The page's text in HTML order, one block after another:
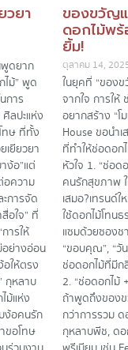
วยา
พูดยาก
ไม้” พูด
การ
ลปะแห่ง
ทษ ที่ทั้ง
เยียวยา
ง้อ”แต่
อความ
การจัด
อใจ” ที่
ารให้
อย่างอ่อน
อให้ตรง
กุหลาบ
ม้แห่ง
ง้อคนรัก
ขอโทษ
ของขวัญแ
ดอกไม้พ
ยิ้ม!
ตุลาคม 14,
ในยุคที่ “ของ
จากใจ การใ
อยากสร้าง “โ
House ขอนำ
ที่ทำให้ช่อดอก
หัวใจ 1. “ช่อ
คนรักสุขภาพ
เสมอ?เทรนด์
ใช้ดอกไม้โทน
แซมด้วยซองช
“ขอบคุณ”, “วัน
ช่อดอกไม้ที่มี
2. “ช่อดอกไ
ถ้าพูดถึงของข
กว่าการรวม
กุหลาบพีช, ดอ